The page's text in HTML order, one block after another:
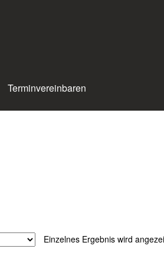
Terminvereinbaren
Einzelnes Ergebnis wird